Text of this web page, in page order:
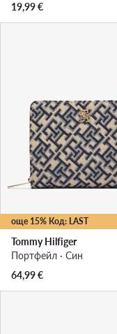
19,99€
още 15% Код: LAST
Tommy Hilfiger
Портфейл · Син
64,99€